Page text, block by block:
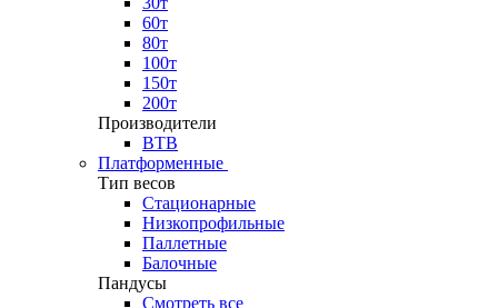
60т
80т
100т
150т
200т
Производители
ВТВ
Платформенные
Тип весов
Стационарные
Низкопрофильные
Паллетные
Балочные
Пандусы
Смотреть все